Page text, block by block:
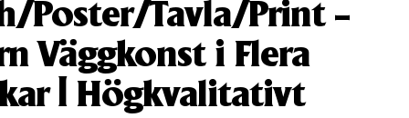
Poster/Tavla/Print –
Väggkonst i Flera
| Högkvalitativt